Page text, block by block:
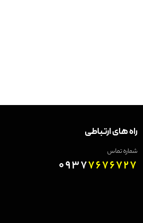
راه های ارتباطی
شماره تماس
09377676727